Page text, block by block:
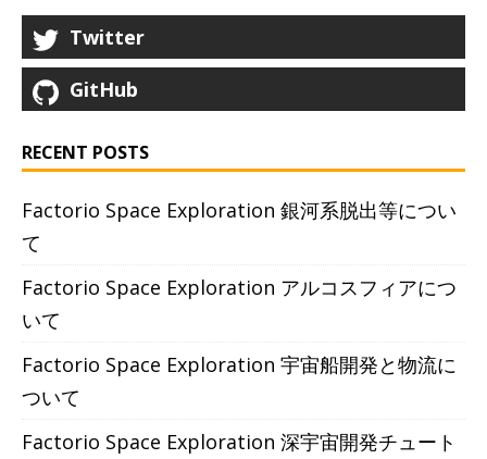
Twitter
GitHub
RECENT POSTS
Factorio Space Exploration 銀河系脱出等につい
て
Factorio Space Exploration アルコスフィアにつ
いて
Factorio Space Exploration 宇宙船開発と物流に
ついて
Factorio Space Exploration 深宇宙開発チュート